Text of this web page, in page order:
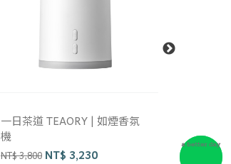
一日茶道 TEAORY | 如煙香氛
機
NT$ 3,800 NT$ 3,230
氛機
NT$ 4,800